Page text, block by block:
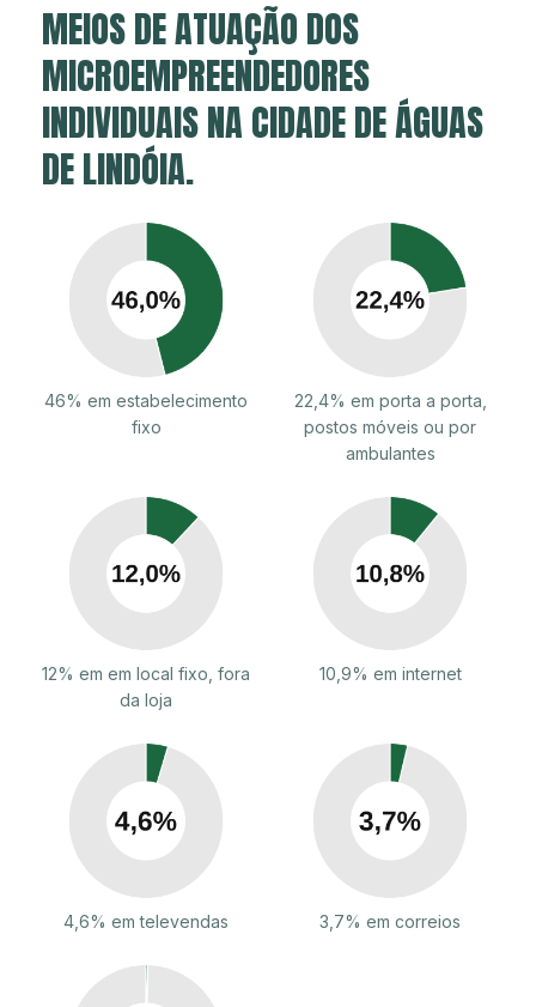
MEIOS DE ATUAÇÃO DOS
MICROEMPREENDEDORES
INDIVIDUAIS NA CIDADE DE ÁGUAS
DE LINDÓIA.
46% em estabelecimento
fixo
22,4% em porta a porta,
postos móveis ou por
ambulantes
12% em em local fixo, fora
da loja
10,9% em internet
4,6% em televendas 3,7% em correios